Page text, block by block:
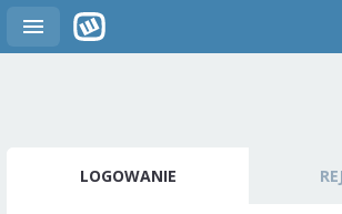
LOGOWANIE